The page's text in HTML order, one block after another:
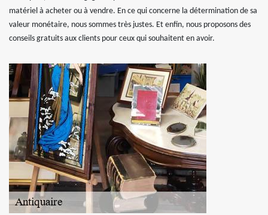
matériel à acheter ou à vendre. En ce qui concerne la détermination de sa
valeur monétaire, nous sommes très justes. Et enfin, nous proposons des
conseils gratuits aux clients pour ceux qui souhaitent en avoir.